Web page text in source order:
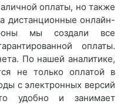
оплаты, но также
дистанционные онлайн-
мы создали все
оплаты.
По нашей аналитике,
не только оплатой в
c электронных версий
удобно и занимает